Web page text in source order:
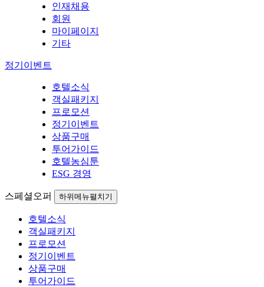
인재채용
회원
마이페이지
기타
정기이벤트
호텔소식
객실패키지
프로모션
정기이벤트
상품구매
투어가이드
호텔농심툰
ESG 경영
스페셜오퍼 하위메뉴펼치기
호텔소식
객실패키지
프로모션
정기이벤트
상품구매
투어가이드